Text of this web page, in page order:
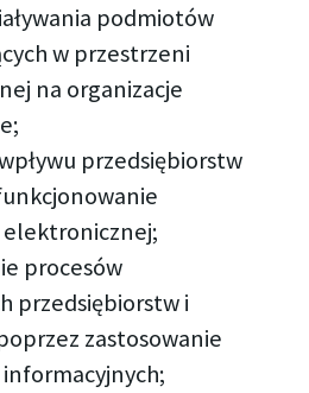
podmiotów
w przestrzeni
na organizacje
przedsiębiorstw
procesów
przedsiębiorstw i
zastosowanie